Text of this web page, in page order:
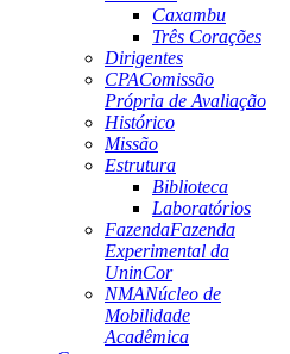
Caxambu
Três Corações
Dirigentes
CPAComissão
Própria de Avaliação
Histórico
Missão
Estrutura
Biblioteca
Laboratórios
FazendaFazenda
Experimental da
UninCor
NMANúcleo de
Mobilidade
Acadêmica